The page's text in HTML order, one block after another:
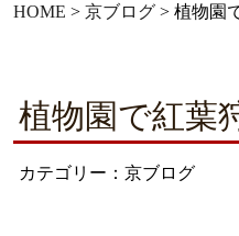
HOME > 京ブログ> 植物園
植物園で紅葉
カテゴリー：京ブログ